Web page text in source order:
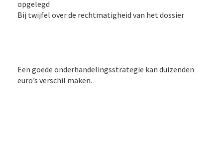
opgelegd
Bij twijfel over de rechtmatigheid van het dossier
Een goede onderhandelingsstrategie kan duizenden
euro’s verschil maken.